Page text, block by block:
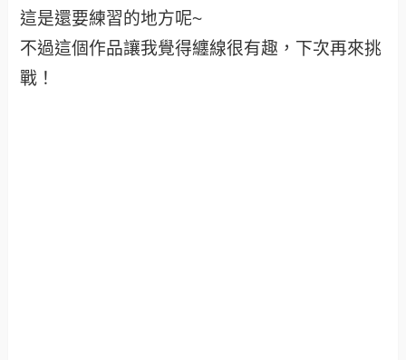
這是還要練習的地方呢~
不過這個作品讓我覺得纏線很有趣，下次再來挑
戰！